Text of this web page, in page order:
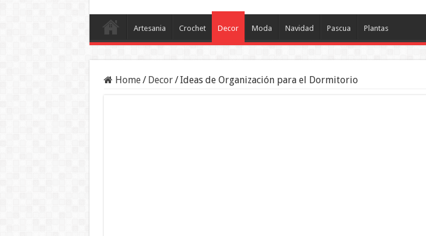
Artesania Crochet Decor Moda Navidad Pascua Plantas
Home/ Decor/Ideas de Organización para el Dormitorio